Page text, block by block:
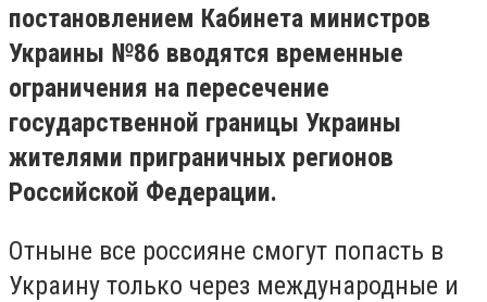
постановлением Кабинета министров
Украины №86 вводятся временные
ограничения на пересечение
государственной границы Украины
жителями приграничных регионов
Российской Федерации.
Отныне все россияне смогут попасть в
Украину только через международные и